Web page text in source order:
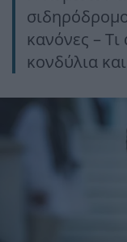
κανόνες –
κονδύλια